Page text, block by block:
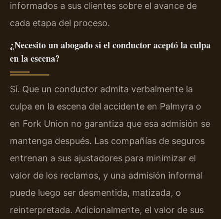
informados a sus clientes sobre el avance de
cada etapa del proceso.
¿Necesito un abogado si el conductor aceptó la culpa
en la escena?
Sí. Que un conductor admita verbalmente la
culpa en la escena del accidente en Palmyra o
en Fork Union no garantiza que esa admisión se
mantenga después. Las compañías de seguros
entrenan a sus ajustadores para minimizar el
valor de los reclamos, y una admisión informal
puede luego ser desmentida, matizada, o
reinterpretada. Adicionalmente, el valor de sus